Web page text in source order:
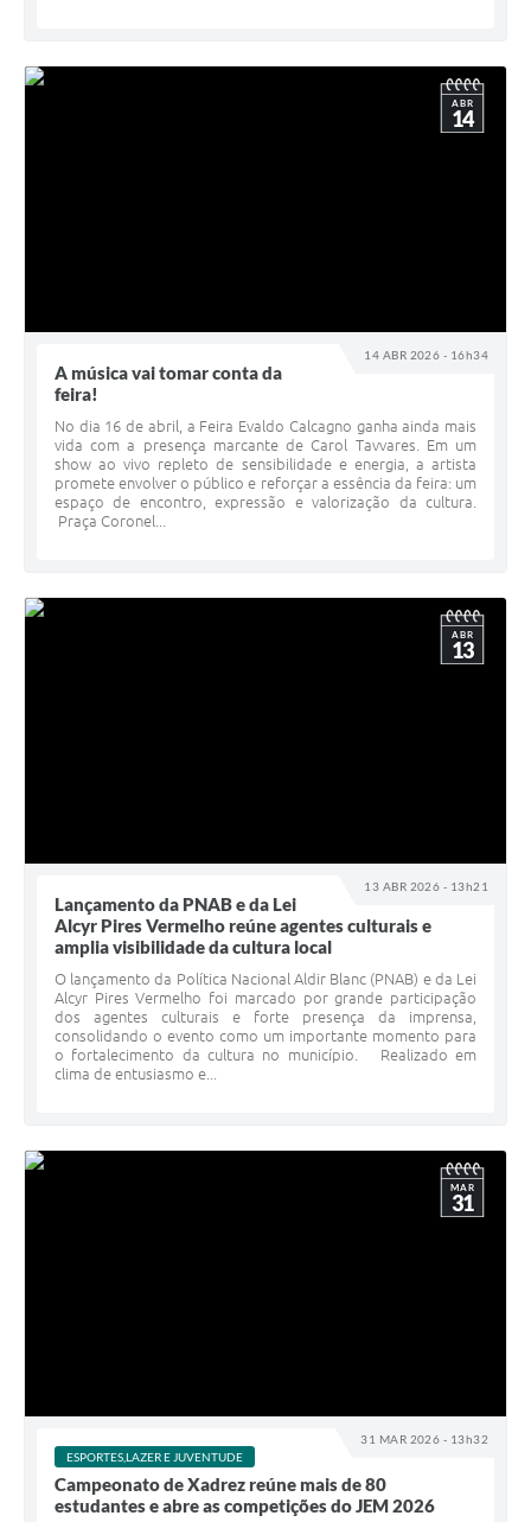
14 ABR 2026 - 16h34
ABR
14
A música vai tomar conta da
feira!
No dia 16 de abril, a Feira Evaldo Calcagno ganha ainda mais
vida com a presença marcante de Carol Tavvares. Em um
show ao vivo repleto de sensibilidade e energia, a artista
promete envolver o público e reforçar a essência da feira: um
espaço de encontro, expressão e valorização da cultura.
Praça Coronel...
13 ABR 2026 - 13h21
ABR
13
Lançamento da PNAB e da Lei
Alcyr Pires Vermelho reúne agentes culturais e
amplia visibilidade da cultura local
O lançamento da Política Nacional Aldir Blanc (PNAB) e da Lei
Alcyr Pires Vermelho foi marcado por grande participação
dos agentes culturais e forte presença da imprensa,
consolidando o evento como um importante momento para
o fortalecimento da cultura no município. Realizado em
clima de entusiasmo e...
31 MAR 2026 - 13h32
MAR
31
ESPORTES,LAZER E JUVENTUDE
Campeonato de Xadrez reúne mais de 80
estudantes e abre as competições do JEM 2026